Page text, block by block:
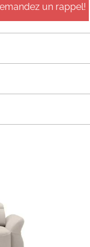
un rappel!